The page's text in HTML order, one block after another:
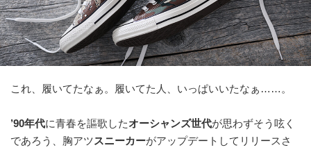
これ、履いてたなぁ。履いてた人、いっぱいいたなぁ……。
’90年代に青春を謳歌したオーシャンズ世代が思わずそう呟く
であろう、胸アツスニーカーがアップデートしてリリースさ